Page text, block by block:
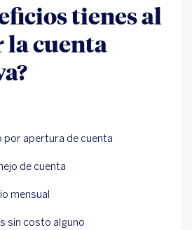
tienes al
cuenta
por apertura de cuenta
de cuenta
mensual
sin costo alguno